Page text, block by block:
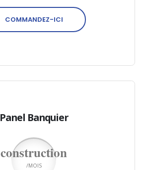
COMMANDEZ-ICI
Panel Banquier
construction
/MOIS